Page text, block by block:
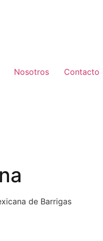
Nosotros Contacto
de Barrigas